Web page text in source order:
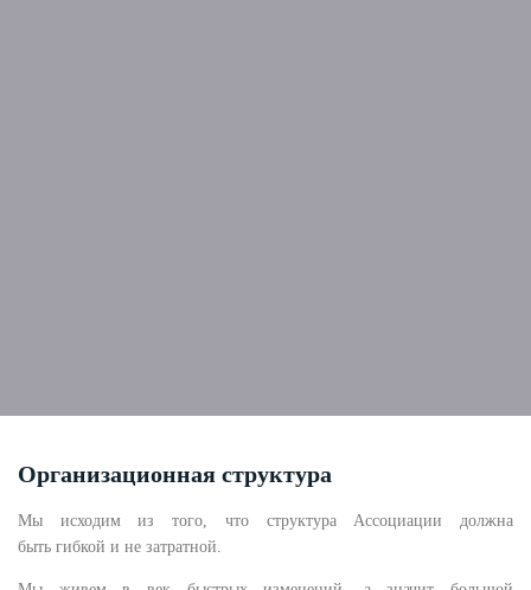
Организационная структура
Мы исходим из того, что структура Ассоциации должна
быть гибкой и не затратной.